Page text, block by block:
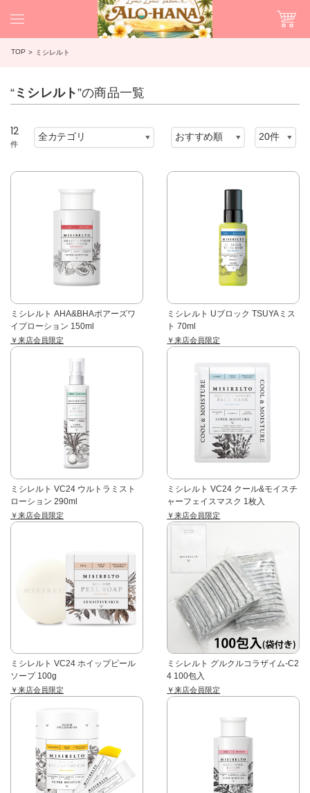
TOP ミシレルト
“ ミシレルト”の商品一覧
12
件
ミシレルト AHA&BHAポアーズワ
イプローション 150ml
￥来店会員限定
ミシレルト Uブロック TSUYAミス
ト 70ml
￥来店会員限定
ミシレルト VC24 ウルトラミスト
ローション 290ml
￥来店会員限定
ミシレルト VC24 クール&モイスチ
ャーフェイスマスク 1枚入
￥来店会員限定
ミシレルト VC24 ホイップピール
ソープ 100g
￥来店会員限定
ミシレルト グルクルコラザイム-C2
4 100包入
￥来店会員限定